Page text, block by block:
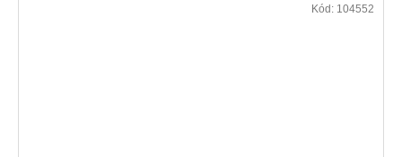
Kód: 104552